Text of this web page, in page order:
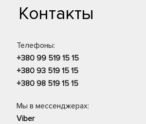
Контакты
Телефоны:
+380 99 519 15 15
+380 93 519 15 15
+380 98 519 15 15
Мы в мессенджерах:
Viber